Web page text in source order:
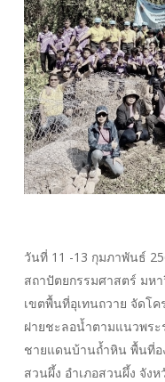
วันที่ 11 -13 กุมภาพันธ์
สถาปัตยกรรมศาสตร์ มห
เขตพื้นที่อุเทนถวาย จัดโค
ฝายชะลอน้ำตามแนวพระ
ชายแดนบ้านถ้ำหิน พื้นที่อ
สวนผึ้ง อำเภอสวนผึ้ง จัง